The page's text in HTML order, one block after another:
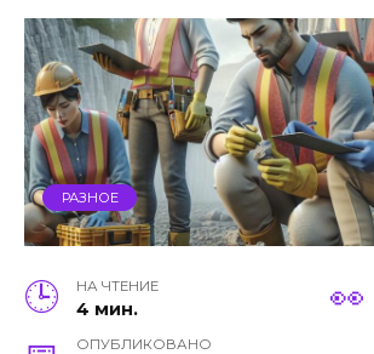
РАЗНОЕ
НА ЧТЕНИЕ
4 мин.
ОПУБЛИКОВАНО